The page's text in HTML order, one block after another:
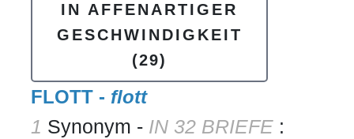
IN AFFENARTIGER
GESCHWINDIGKEIT
(29)
FLOTT - flott
1 Synonym - IN 32 BRIEFE :